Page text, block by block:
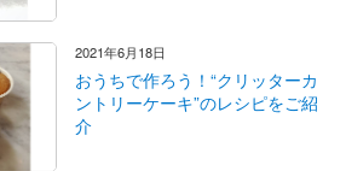
2021年6月18日
おうちで作ろう！“クリッターカ
ントリーケーキ”のレシピをご紹
介